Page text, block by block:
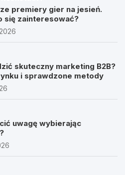
premiery gier na jesień.
się zainteresować?
skuteczny marketing B2B?
i sprawdzone metody
uwagę wybierając